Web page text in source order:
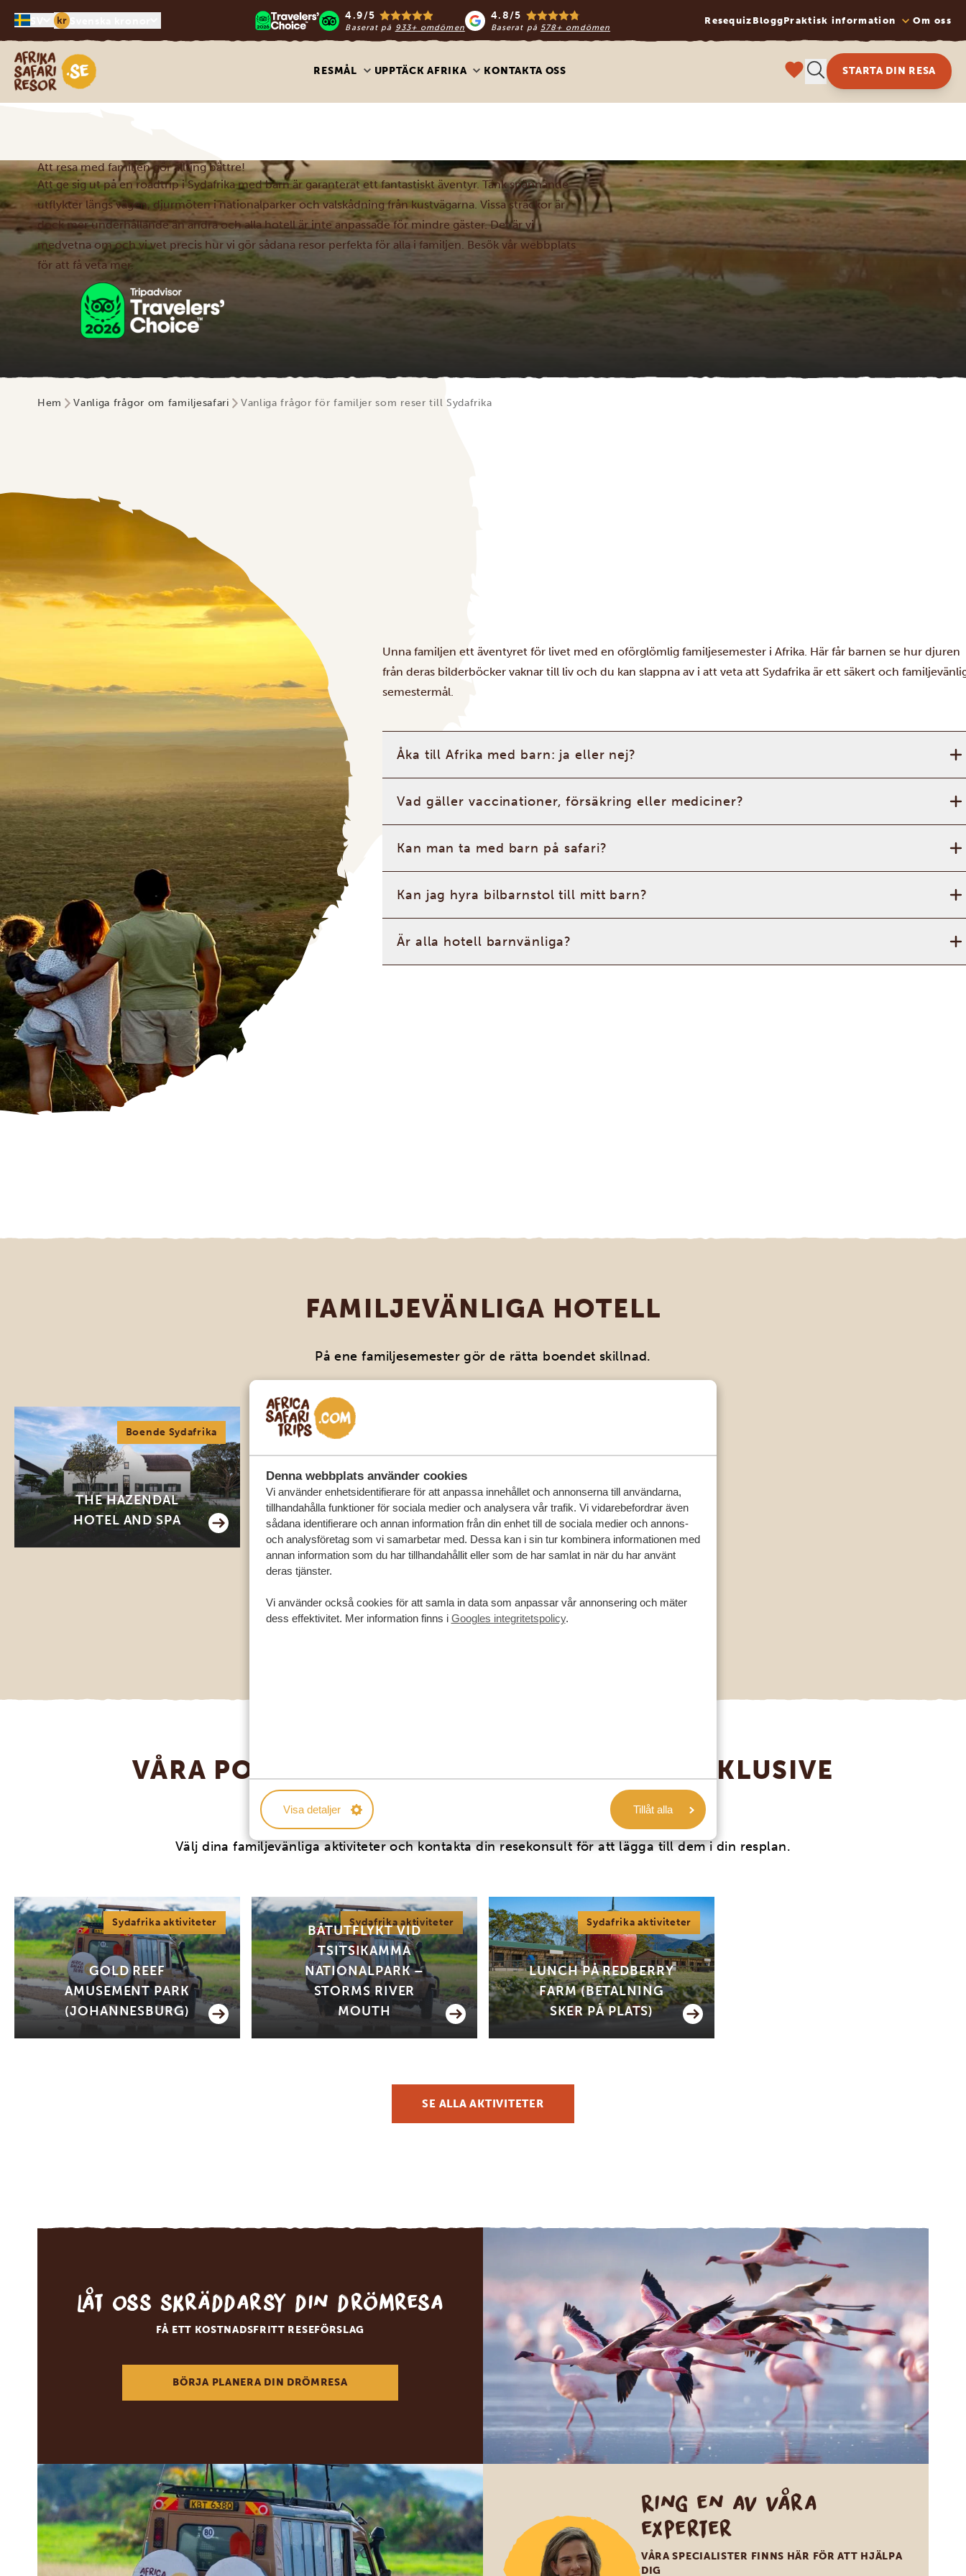
Denna webbplats använder cookies
Vi använder enhetsidentifierare för att anpassa innehållet och annonserna till användarna,
tillhandahålla funktioner för sociala medier och analysera vår trafik. Vi vidarebefordrar även
sådana identifierare och annan information från din enhet till de sociala medier och annons-
och analysföretag som vi samarbetar med. Dessa kan i sin tur kombinera informationen med
annan information som du har tillhandahållit eller som de har samlat in när du har använt
deras tjänster.
Vi använder också cookies för att samla in data som anpassar vår annonsering och mäter
dess effektivitet. Mer information finns i Googles integritetspolicy.
Visa detaljer Tillåt alla
kr 4.9/5
Baserat på 933+ omdömen
4.8/5
Baserat på 578+ omdömen
Resequiz BloggPraktisk information Om oss
Safari-resor i Afrika
RESMÅL UPPTÄCK AFRIKA KONTAKTA OSS STARTA DIN RESA
Att resa med familjen gör allting bättre!
Att ge sig ut på en roadtrip i Sydafrika med barn är garanterat ett fantastiskt äventyr. Tänk spännande
utflykter längs vägen, djurmöten i nationalparker och valskådning från kustvägarna. Vissa sträckor är
dock mer underhållande än andra och alla hotell är inte anpassade för mindre gäster. Det är vi
medvetna om och vi vet precis hur vi gör sådana resor perfekta för alla i familjen. Besök vår webbplats
för att få veta mer.
Hem Vanliga frågor om familjesafari Vanliga frågor för familjer som reser till Sydafrika
Unna familjen ett äventyret för livet med en oförglömlig familjesemester i Afrika. Här får barnen se hur djuren
från deras bilderböcker vaknar till liv och du kan slappna av i att veta att Sydafrika är ett säkert och
semestermål.
Åka till Afrika med barn: ja eller nej?
Vad gäller vaccinationer, försäkring eller mediciner?
Kan man ta med barn på safari?
Kan jag hyra bilbarnstol till mitt barn?
Är alla hotell barnvänliga?
FAMILJEVÄNLIGA HOTELL
På ene familjesemester gör de rätta boendet skillnad.
Boende Sydafrika
THE HAZENDAL
HOTEL AND SPA
PREMIER RESORT
THE MOORINGS
FIRST GROUP LA
MONTAGNE
VISA ALLA BOENDEN
VÅRA POPULÄRA FAMILJEAKTIVITETER (INKLUSIVE
NÅGRA FÖR TONÅRINGAR!)
Välj dina familjevänliga aktiviteter och kontakta din resekonsult för att lägga till dem i din resplan.
Sydafrika aktiviteter
GOLD REEF
AMUSEMENT PARK
(JOHANNESBURG)
Sydafrika aktiviteter
BÅTUTFLYKT VID
TSITSIKAMMA
NATIONALPARK –
STORMS RIVER
MOUTH
Sydafrika aktiviteter
LUNCH PÅ REDBERRY
FARM (BETALNING
SKER PÅ PLATS)
SE ALLA AKTIVITETER
Låt oss skräddarsy din drömresa
FÅ ETT KOSTNADSFRITT RESEFÖRSLAG
BÖRJA PLANERA DIN DRÖMRESA
Ring en av våra
experter
VÅRA SPECIALISTER FINNS HÄR FÖR ATT HJÄLPA
DIG